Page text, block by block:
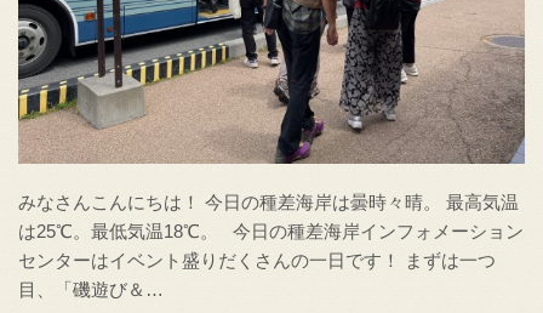
みなさんこんにちは！ 今日の種差海岸は曇時々晴。 最高気温
は25℃。最低気温18℃。 今日の種差海岸インフォメーション
センターはイベント盛りだくさんの一日です！ まずは一つ
目、「磯遊び＆…